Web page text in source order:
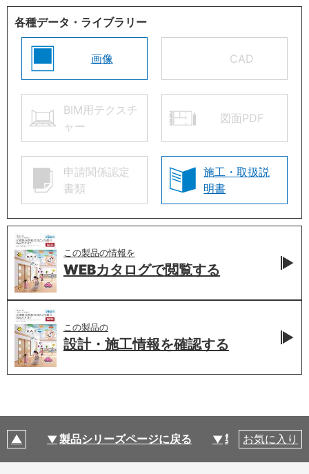
各種データ・ライブラリー
画像 CAD
BIM用テクスチ
ャー
図面PDF
申請関係認定
書類
施工・取扱説
明書
この製品の情報を
WEBカタログで閲覧する
この製品の
設計・施工情報を確認する
製品シリーズページに戻る 製品仕様
お気に入り